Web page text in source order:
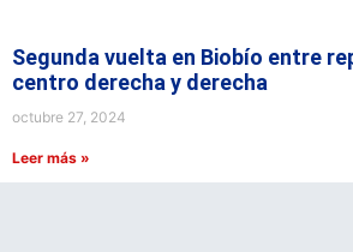
Segunda vuelta en Biobío entre
centro derecha y derecha
octubre 27, 2024
Leer más »